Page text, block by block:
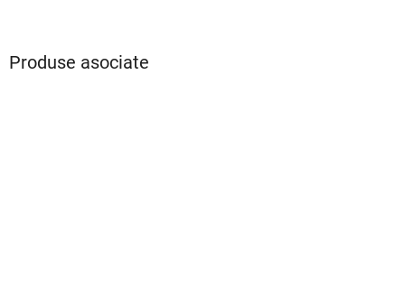
Produse asociate